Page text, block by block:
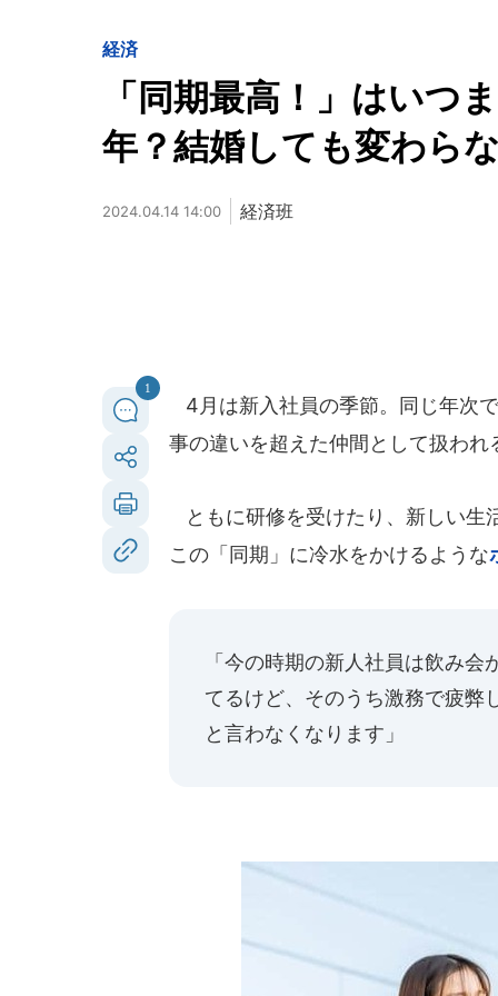
経済
「同期最高！」はい
年？結婚しても変わら
2024.04.14 14:00 経済班
1
4月は新入社員の季節。同じ年次
事の違いを超えた仲間として扱われ
ともに研修を受けたり、新しい生
この「同期」に冷水をかけるような
「今の時期の新人社員は飲み
てるけど、そのうち激務で疲弊
と言わなくなります」